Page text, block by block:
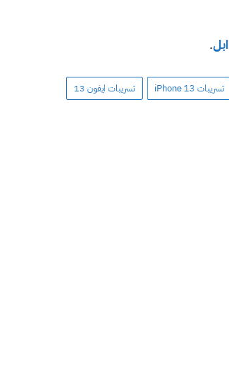
ابل.
تسريبات iPhone 13 تسريبات ايفون 13